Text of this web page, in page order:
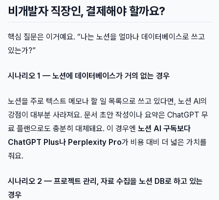
비개발자 직장인, 결제해야 할까요?
핵심 질문은 이거예요. “나는 노션을 얼마나 데이터베이스로 쓰고
있는가?”
시나리오 1 — 노션에 데이터베이스가 거의 없는 경우
노션을 주로 텍스트 메모나 할 일 목록으로 쓰고 있다면, 노션 AI의
강점이 대부분 사라져요. 문서 초안 작성이나 요약은 ChatGPT 무
료 플랜으로도 충분히 대체돼요. 이 경우엔 노션 AI 구독보다
ChatGPT Plus나 Perplexity Pro가 비용 대비 더 넓은 가치를
줘요.
시나리오 2 — 프로젝트 관리, 자료 수집을 노션 DB로 하고 있는
경우